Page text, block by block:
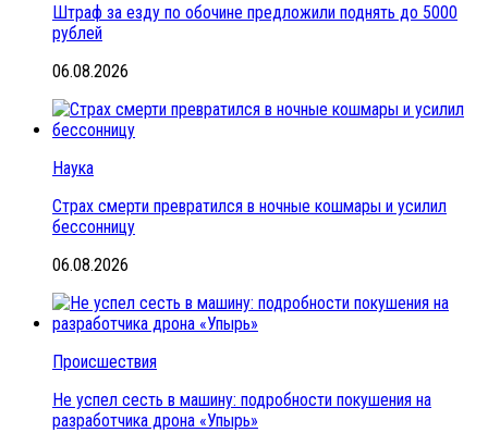
Штраф за езду по обочине предложили поднять до 5000
рублей
06.08.2026
Наука
Страх смерти превратился в ночные кошмары и усилил
бессонницу
06.08.2026
Происшествия
Не успел сесть в машину: подробности покушения на
разработчика дрона «Упырь»